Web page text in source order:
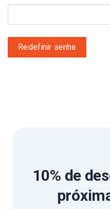
Redefinir senha
10% de